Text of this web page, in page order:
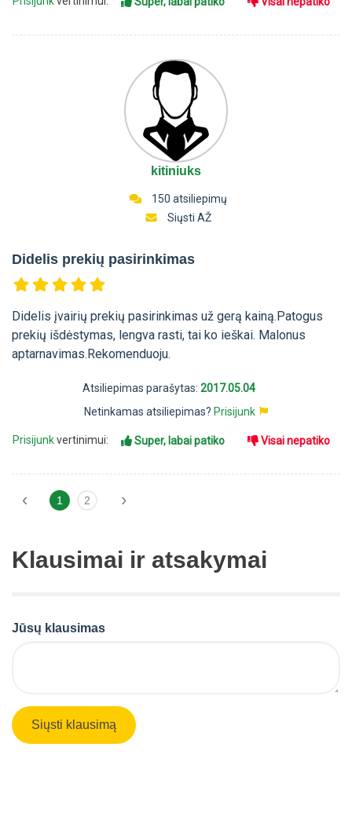
kitiniuks
150 atsiliepimų
Siųsti AŽ
Didelis prekių pasirinkimas
Didelis įvairių prekių pasirinkimas už gerą kainą.Patogus
prekių išdėstymas, lengva rasti, tai ko ieškai. Malonus
aptarnavimas.Rekomenduoju.
Atsiliepimas parašytas: 2017.05.04
Netinkamas atsiliepimas? Prisijunk
Prisijunkvertinimui: Super, labai patiko Visai nepatiko
‹ 1 2 ›
Klausimai ir atsakymai
Jūsų klausimas